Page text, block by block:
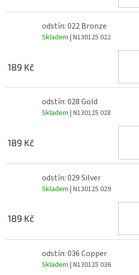
odstín: 022 Bronze
Skladem | N130125 022
189 Kč
odstín: 028 Gold
Skladem | N130125 028
189 Kč
odstín: 029 Silver
Skladem | N130125 029
189 Kč
odstín: 036 Copper
Skladem | N130125 036